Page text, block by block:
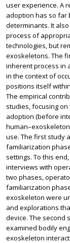
user experience. A
adoption has so far
determinants. It
process of
technologies, but
exoskeletons. The
inherent process in
in the context of
positions itself
The empirical
studies, focusing
adoption (before
use. The first study
familiarization
settings. To this
interviews with
two phases,
familiarization
exoskeleton were
and explorations
device. The second
examined bodily
exoskeleton